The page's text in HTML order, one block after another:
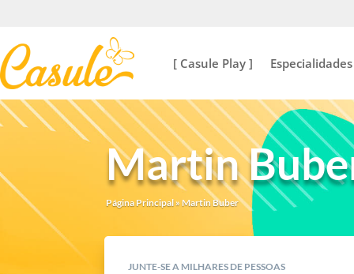
[ Casule Play ] Especialidades
Martin
Página Principal » Martin Buber
JUNTE-SE A MILHARES DE PESSOAS